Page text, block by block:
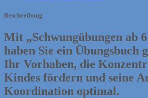
Beschreibung
Mit „Schwungübungen ab
haben Sie ein Übungsbuch
Ihr Vorhaben, die
Kindes fördern und seine
Koordination optimal.